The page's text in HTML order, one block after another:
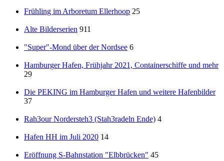
Frühling im Arboretum Ellerhoop 25
Alte Bilderserien 911
"Super"-Mond über der Nordsee 6
Hamburger Hafen, Frühjahr 2021, Containerschiffe und mehr
29
Die PEKING im Hamburger Hafen und weitere Hafenbilder
37
Rah3our Nordersteh3 (Stah3radeln Ende) 4
Hafen HH im Juli 2020 14
Eröffnung S-Bahnstation "Elbbrücken" 45